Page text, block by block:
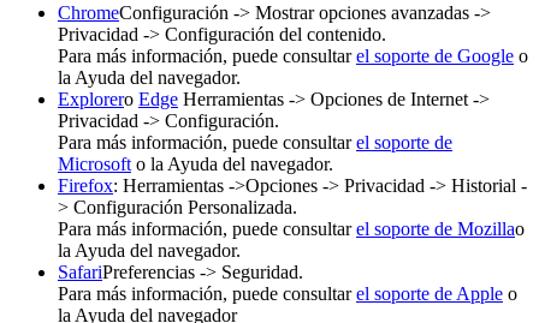
ChromeConfiguración -> Mostrar opciones avanzadas ->
Privacidad -> Configuración del contenido.
Para más información, puede consultarel soporte de Google o
la Ayuda del navegador.
Explorero Edge Herramientas -> Opciones de Internet ->
Privacidad -> Configuración.
Para más información, puede consultarel soporte de
Microsoft o la Ayuda del navegador.
Firefox: Herramientas ->Opciones -> Privacidad -> Historial -
> Configuración Personalizada.
Para más información, puede consultarel soporte de Mozillao
la Ayuda del navegador.
SafariPreferencias -> Seguridad.
Para más información, puede consultarel soporte de Apple o
la Ayuda del navegador